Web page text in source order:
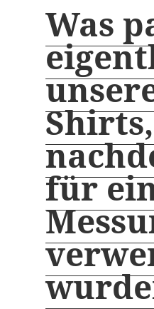
Was
Shirts,
für